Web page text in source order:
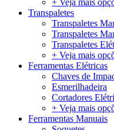
+ Veja mais
Transpaletes
Transpaletes
Transpaletes
Transpaletes
+ Veja mais
Ferramentas Elétricas
Chaves de
Esmerilhadeira
Cortadores
+ Veja mais
Ferramentas Manuais